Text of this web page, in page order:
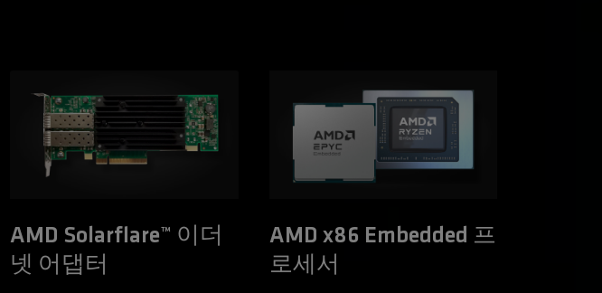
AMD Solarflare™ 이더
넷 어댑터
AMD x86 Embedded 프
로세서